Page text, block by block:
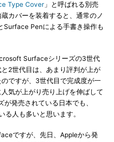
Type Cover 」と呼ばれる別売
カバーを装着すると、通常のノ
Surface Penによる手書き操作も
Surfaceシリーズの3世代
2世代目は、あまり評判が上が
ですが、3世代目で完成度が一
気が上がり売り上げを伸ばして
発売されている日本でも、
人も多いと思います。
ですが、先日、Appleから発